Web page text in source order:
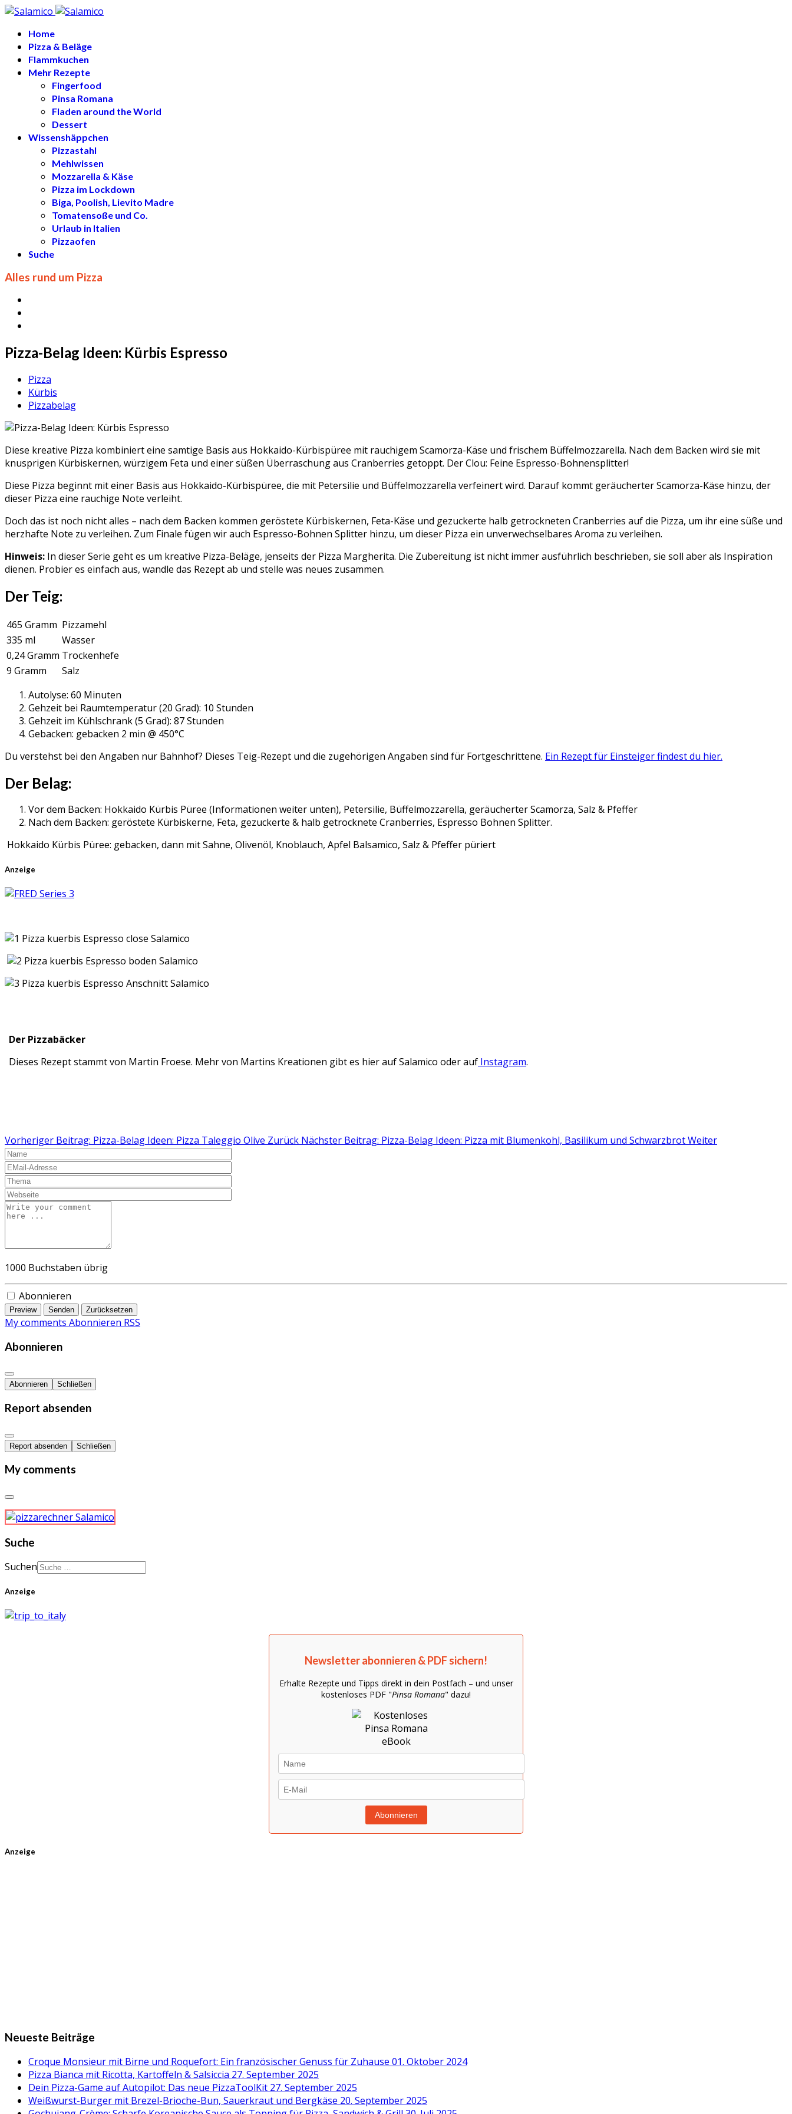
Home
Pizza & Beläge
Flammkuchen
Mehr Rezepte
Fingerfood
Pinsa Romana
Fladen around the World
Dessert
Wissenshäppchen
Pizzastahl
Mehlwissen
Mozzarella & Käse
Pizza im Lockdown
Biga, Poolish, Lievito Madre
Tomatensoße und Co.
Urlaub in Italien
Pizzaofen
Suche
Alles rund um Pizza
Pizza-Belag Ideen: Kürbis Espresso
Pizza
Kürbis
Pizzabelag
Diese kreative Pizza kombiniert eine samtige Basis aus Hokkaido-Kürbispüree mit rauchigem Scamorza-Käse und frischem Büffelmozzarella. Nach dem Backen wird sie mit
knusprigen Kürbiskernen, würzigem Feta und einer süßen Überraschung aus Cranberries getoppt. Der Clou: Feine Espresso-Bohnensplitter!
Diese Pizza beginnt mit einer Basis aus Hokkaido-Kürbispüree, die mit Petersilie und Büffelmozzarella verfeinert wird. Darauf kommt geräucherter Scamorza-Käse hinzu, der
dieser Pizza eine rauchige Note verleiht.
Doch das ist noch nicht alles – nach dem Backen kommen geröstete Kürbiskernen, Feta-Käse und gezuckerte halb getrockneten Cranberries auf die Pizza, um ihr eine süße und
herzhafte Note zu verleihen. Zum Finale fügen wir auch Espresso-Bohnen Splitter hinzu, um dieser Pizza ein unverwechselbares Aroma zu verleihen.
Hinweis: In dieser Serie geht es um kreative Pizza-Beläge, jenseits der Pizza Margherita. Die Zubereitung ist nicht immer ausführlich beschrieben, sie soll aber als Inspiration
dienen. Probier es einfach aus, wandle das Rezept ab und stelle was neues zusammen.
Der Teig:
465 Gramm Pizzamehl
335 ml
Wasser
0,24 Gramm Trockenhefe
9 Gramm
Salz
Autolyse: 60 Minuten
Gehzeit bei Raumtemperatur (20 Grad): 10 Stunden
Gehzeit im Kühlschrank (5 Grad): 87 Stunden
Gebacken: gebacken 2 min @ 450°C
Du verstehst bei den Angaben nur Bahnhof? Dieses Teig-Rezept und die zugehörigen Angaben sind für Fortgeschrittene. Ein Rezept für Einsteiger findest du hier.
Der Belag:
Vor dem Backen: Hokkaido Kürbis Püree (Informationen weiter unten), Petersilie, Büffelmozzarella, geräucherter Scamorza, Salz & Pfeffer
Nach dem Backen: geröstete Kürbiskerne, Feta, gezuckerte & halb getrocknete Cranberries, Espresso Bohnen Splitter.
Hokkaido Kürbis Püree: gebacken, dann mit Sahne, Olivenöl, Knoblauch, Apfel Balsamico, Salz & Pfeffer püriert
Anzeige
Der Pizzabäcker
Dieses Rezept stammt von Martin Froese. Mehr von Martins Kreationen gibt es hier auf Salamico oder auf Instagram.
Vorheriger Beitrag: Pizza-Belag Ideen: Pizza Taleggio Olive Zurück Nächster Beitrag: Pizza-Belag Ideen: Pizza mit Blumenkohl, Basilikum und SchwarzbrotWeiter
1000 Buchstaben übrig
Abonnieren
Preview Senden Zurücksetzen
My comments Abonnieren RSS
Abonnieren
Abonnieren Schließen
Report absenden
Report absenden Schließen
My comments
Suche
Suchen
Anzeige
Newsletter abonnieren & PDF sichern!
Erhalte Rezepte und Tipps direkt in dein Postfach – und unser
kostenloses PDF "Pinsa Romana" dazu!
Anzeige
Neueste Beiträge
Croque Monsieur mit Birne und Roquefort: Ein französischer Genuss für Zuhause 01. Oktober 2024
Pizza Bianca mit Ricotta, Kartoffeln & Salsiccia 27. September 2025
Dein Pizza-Game auf Autopilot: Das neue PizzaToolKit 27. September 2025
Weißwurst-Burger mit Brezel-Brioche-Bun, Sauerkraut und Bergkäse 20. September 2025